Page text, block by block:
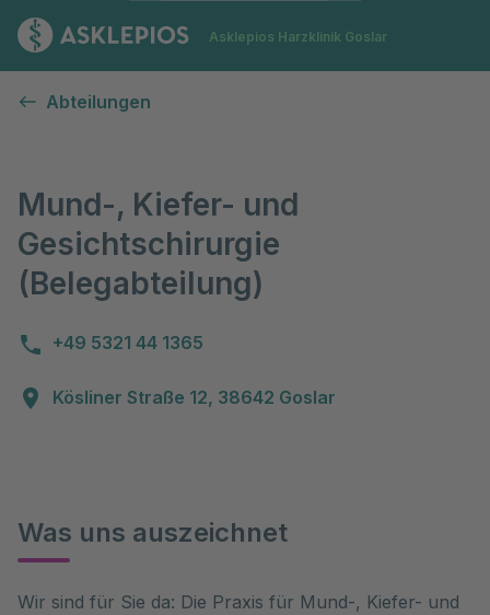
Zur Startseite
Asklepios Harzklinik Goslar
Abteilungen
Mund-, Kiefer- und
Gesichtschirurgie
(Belegabteilung)
+49 5321 44 1365
Kösliner Straße 12, 38642 Goslar
Was uns auszeichnet
Wir sind für Sie da: Die Praxis für Mund-, Kiefer- und